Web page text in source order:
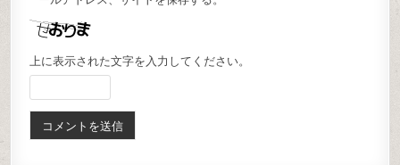
上に表示された文字を入力してください。